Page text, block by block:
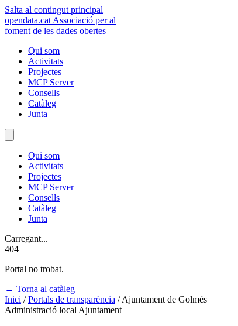
Salta al contingut principal
opendata.cat Associació per al
foment de les dades obertes
Qui som
Activitats
Projectes
MCP Server
Consells
Catàleg
Junta
Qui som
Activitats
Projectes
MCP Server
Consells
Catàleg
Junta
Carregant...
404
Portal no trobat.
← Torna al catàleg
Inici / Portals de transparència / Ajuntament de Golmés
Administració local Ajuntament